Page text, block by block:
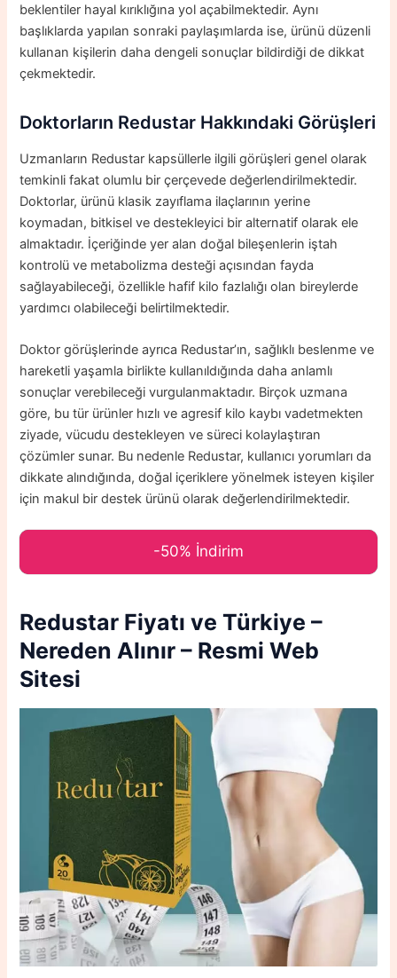
beklentiler hayal kırıklığına yol açabilmektedir. Aynı
başlıklarda yapılan sonraki paylaşımlarda ise, ürünü düzenli
kullanan kişilerin daha dengeli sonuçlar bildirdiği de dikkat
çekmektedir.
Doktorların Redustar Hakkındaki Görüşleri
Uzmanların Redustar kapsüllerle ilgili görüşleri genel olarak
temkinli fakat olumlu bir çerçevede değerlendirilmektedir.
Doktorlar, ürünü klasik zayıflama ilaçlarının yerine
koymadan, bitkisel ve destekleyici bir alternatif olarak ele
almaktadır. İçeriğinde yer alan doğal bileşenlerin iştah
kontrolü ve metabolizma desteği açısından fayda
sağlayabileceği, özellikle hafif kilo fazlalığı olan bireylerde
yardımcı olabileceği belirtilmektedir.
Doktor görüşlerinde ayrıca Redustar’ın, sağlıklı beslenme ve
hareketli yaşamla birlikte kullanıldığında daha anlamlı
sonuçlar verebileceği vurgulanmaktadır. Birçok uzmana
göre, bu tür ürünler hızlı ve agresif kilo kaybı vadetmekten
ziyade, vücudu destekleyen ve süreci kolaylaştıran
çözümler sunar. Bu nedenle Redustar, kullanıcı yorumları da
dikkate alındığında, doğal içeriklere yönelmek isteyen kişiler
için makul bir destek ürünü olarak değerlendirilmektedir.
-50% İndirim
Redustar Fiyatı ve Türkiye –
Nereden Alınır – Resmi Web
Sitesi